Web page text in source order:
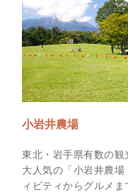
小岩井農場
東北・岩手県有数の
大人気の「小岩井農
ィビティからグルメ